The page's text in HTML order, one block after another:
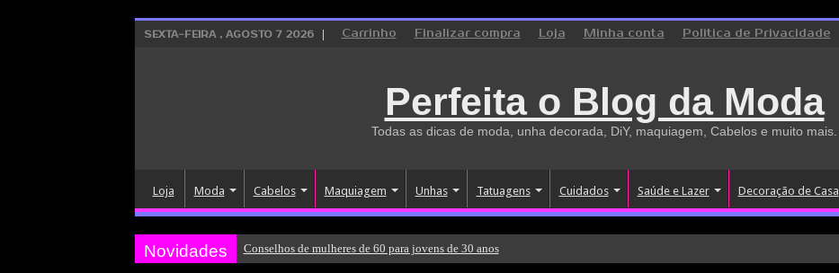
SEXTA-FEIRA , AGOSTO 7 2026 Carrinho Finalizar compra Loja Minha conta Politica de Privacidade
Perfeita o Blog da Moda
Todas as dicas de moda, unha decorada, DiY, maquiagem, Cabelos e muito mais.
Loja Moda Cabelos Maquiagem Unhas Tatuagens Cuidados Saúde e Lazer Decoração de Casa
Novidades Conselhos de mulheres de 60 para jovens de 30 anos